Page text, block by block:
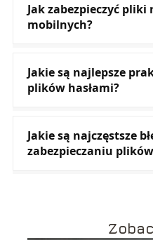
Jak zabezpieczyć
mobilnych?
Jakie są najlepsze
plików hasłami?
Jakie są najczęstsze
zabezpieczaniu